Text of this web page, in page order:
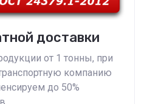
доставки
от 1 тонны, при
компанию
до 50%